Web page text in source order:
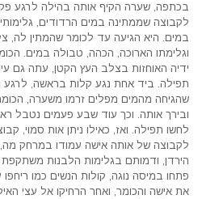
בכתפה, שערה הקיף אותה בהילה לרגע
לקבוצה שממתינה במים הרדודים,
במים. היא הגיעה עד לכומר שהמתין לה,
וגלימתו הארוכה, הכהה, טבולה במים.
ידיה האוחזות בצלב העץ הקטן, עתה גם
תפילה. ביד אחת נגע קלות בראשה,
שהגיחה מהמים מפלים זרמו משערה,
ובירך אותה. וכך עוד שבע פעמים נטבל
לחשו תפילה. ואז, כאילו ניתן אות סמוי,
לקבוצה של אותה אישה עמודו במרחק
הירדן, ודמותם בגלימות הלבנות
פתחו במיסה נוגה, קולות הנשים כמו
את אישה והכומר, ואחר הרחיקו אל עצי